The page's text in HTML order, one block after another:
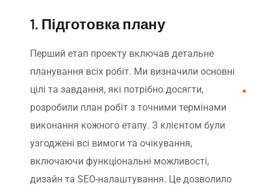
1. Підготовка плану
Перший етап проекту включав детальне
планування всіх робіт. Ми визначили основні
цілі та завдання, які потрібно досягти,
розробили план робіт з точними термінами
виконання кожного етапу. З клієнтом були
узгоджені всі вимоги та очікування,
включаючи функціональні можливості,
дизайн та SEO-налаштування. Це дозволило